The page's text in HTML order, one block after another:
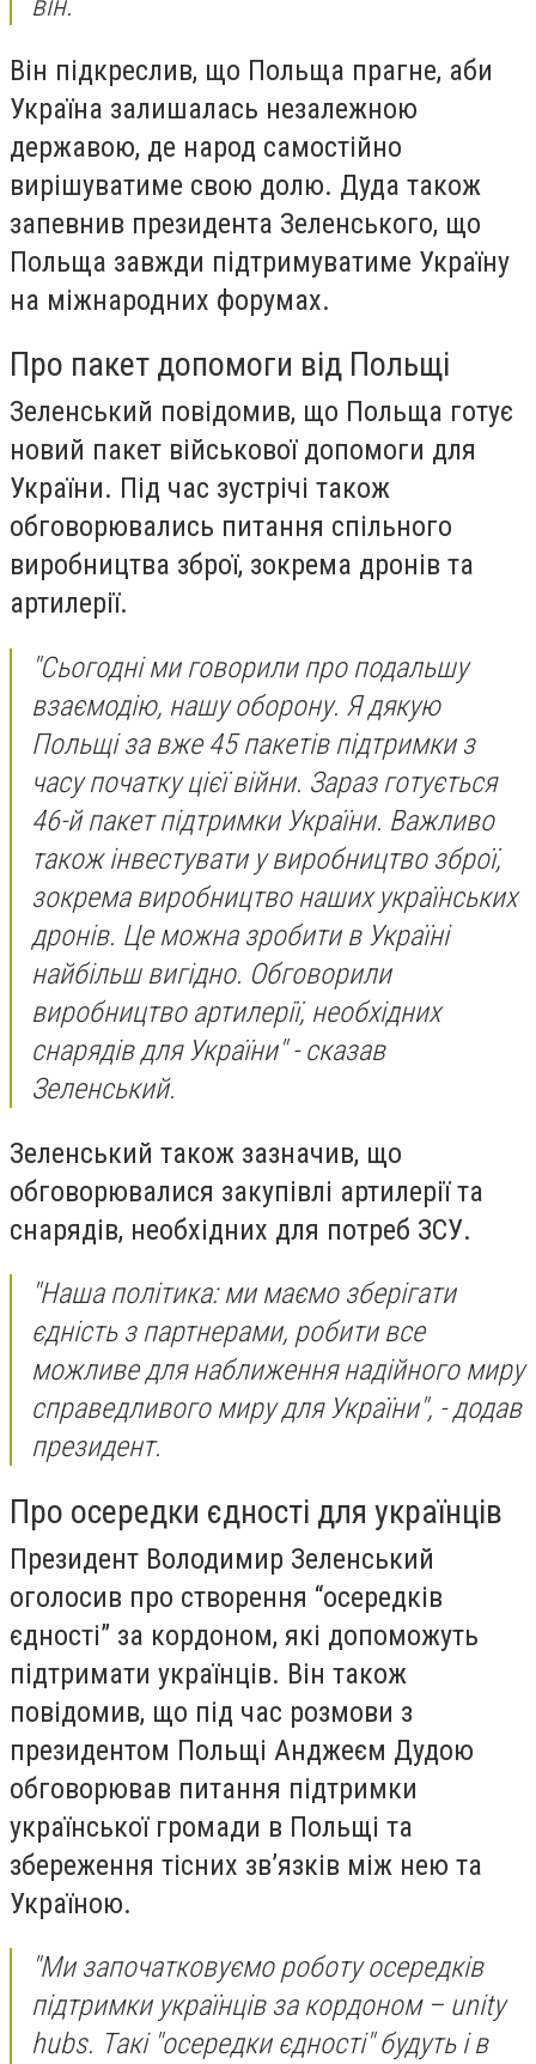
Він підкреслив, що Польща прагне, аби
Україна залишалась незалежною
державою, де народ самостійно
вирішуватиме свою долю. Дуда також
запевнив президента Зеленського, що
Польща завжди підтримуватиме Україну
на міжнародних форумах.
Про пакет допомоги від Польщі
Зеленський повідомив, що Польща готує
новий пакет військової допомоги для
України. Під час зустрічі також
обговорювались питання спільного
виробництва зброї, зокрема дронів та
артилерії.
"Сьогодні ми говорили про подальшу
взаємодію, нашу оборону. Я дякую
Польщі за вже 45 пакетів підтримки з
часу початку цієї війни. Зараз готується
46-й пакет підтримки України. Важливо
також інвестувати у виробництво зброї,
зокрема виробництво наших українських
дронів. Це можна зробити в Україні
найбільш вигідно. Обговорили
виробництво артилерії, необхідних
снарядів для України" - сказав
Зеленський.
Зеленський також зазначив, що
обговорювалися закупівлі артилерії та
снарядів, необхідних для потреб ЗСУ.
"Наша політика: ми маємо зберігати
єдність з партнерами, робити все
можливе для наближення надійного миру
справедливого миру для України", - додав
президент.
Про осередки єдності для українців
Президент Володимир Зеленський
оголосив про створення “осередків
єдності” за кордоном, які допоможуть
підтримати українців. Він також
повідомив, що під час розмови з
президентом Польщі Анджеєм Дудою
обговорював питання підтримки
української громади в Польщі та
збереження тісних зв’язків між нею та
Україною.
"Ми започатковуємо роботу осередків
підтримки українців за кордоном – unity
hubs. Такі "осередки єдності" будуть і в